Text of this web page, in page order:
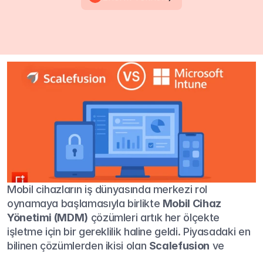
Mobil cihazların iş dünyasında merkezi rol
oynamaya başlamasıyla birlikte Mobil Cihaz
Yönetimi (MDM) çözümleri artık her ölçekte
işletme için bir gereklilik haline geldi. Piyasadaki en
bilinen çözümlerden ikisi olan Scalefusion